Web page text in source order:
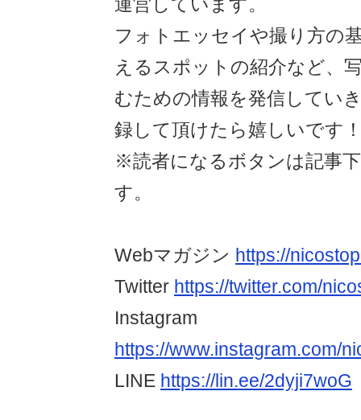
運営しています。
フォトエッセイや撮り方の
えるスポットの紹介など、
むための情報を発信してい
録して頂けたら嬉しいです
※読者になるボタンは記事
す。
Webマガジン https://
Twitter https://twitter.com/
Instagram
https://www.instagram.com/
LINE https://lin.ee/2dyji7woG